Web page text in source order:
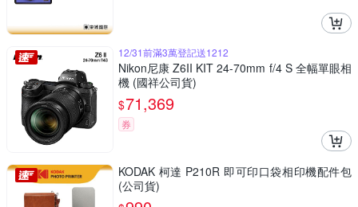
12/31前滿3萬登記送1212
Nikon尼康 Z6II KIT 24-70mm f/4 S 全幅單眼相
機 (國祥公司貨)
$71,369
券
KODAK 柯達 P210R 即可印口袋相印機配件包
(公司貨)